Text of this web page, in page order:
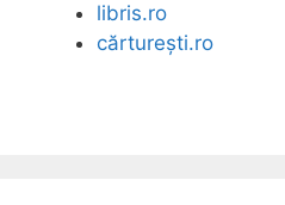
libris.ro
cărturești.ro